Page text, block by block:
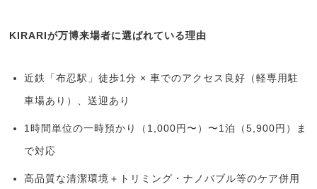
KIRARIが万博来場者に選ばれている理由
近鉄「布忍駅」徒歩1分 × 車でのアクセス良好（軽専用駐
車場あり）、送迎あり
1時間単位の一時預かり（1,000円〜）〜1泊（5,900円）ま
で対応
高品質な清潔環境＋トリミング・ナノバブル等のケア併用